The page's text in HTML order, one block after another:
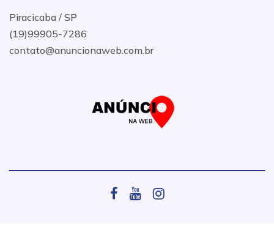
Piracicaba / SP
(19)99905-7286
contato@anuncionaweb.com.br